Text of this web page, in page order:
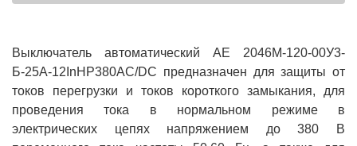
Выключатель автоматический АЕ 2046М-120-00У3-
Б-25А-12InНР380AC/DC предназначен для защиты от
токов перегрузки и токов короткого замыкания, для
проведения тока в нормальном режиме в
электрических цепях напряжением до 380 В